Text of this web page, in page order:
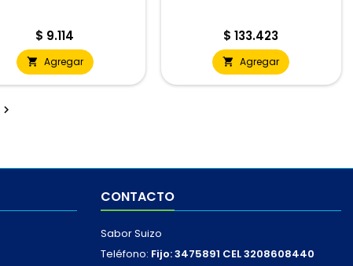
Precio
$ 9.114
 Agregar
Precio
$ 133.423
 Agregar

CONTACTO
Sabor Suizo
Teléfono: Fijo: 3475891 CEL 3208608440